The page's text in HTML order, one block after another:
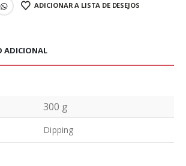
ADICIONAR A LISTA DE DESEJOS
ADICIONAL
300 g
Dipping